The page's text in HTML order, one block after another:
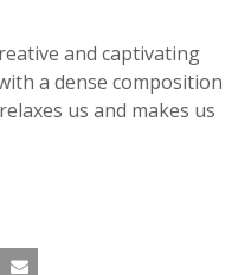
and captivating
a dense composition
us and makes us